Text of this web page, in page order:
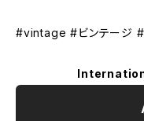
#vintage #ビンテージ #